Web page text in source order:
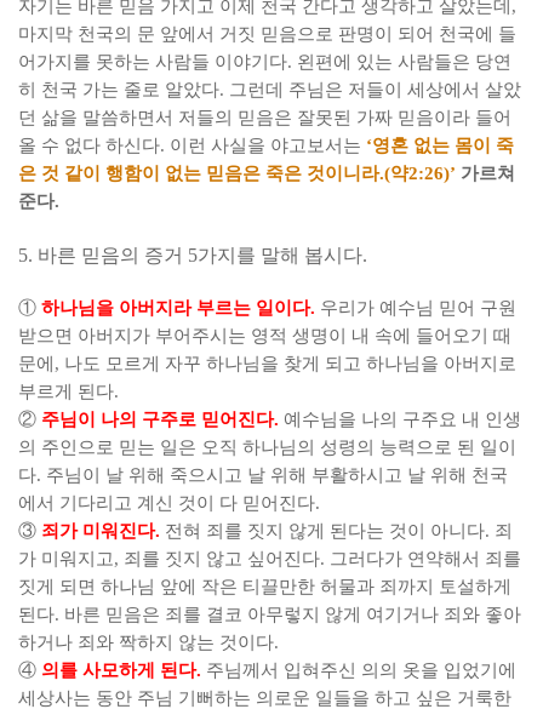
자기는 바른 믿음 가지고 이제 천국 간다고 생각하고 살았는데 ,
마지막 천국의 문 앞에서 거짓 믿음으로 판명이 되어 천국에 들
어가지를 못하는 사람들 이야기다. 왼편에 있는 사람들은 당연
히 천국 가는 줄로 알았다. 그런데 주님은 저들이 세상에서 살았
던 삶을 말씀하면서 저들의 믿음은 잘못된 가짜 믿음이라 들어
올 수 없다 하신다. 이런 사실을 야고보서는 ‘영혼 없는 몸이 죽
은 것 같이 행함이 없는 믿음은 죽은 것이니라.(약2:26)’ 가르쳐
준다.
5. 바른 믿음의 증거 5가지를 말해 봅시다.
① 하나님을 아버지라 부르는 일이다. 우리가 예수님 믿어 구원
받으면 아버지가 부어주시는 영적 생명이 내 속에 들어오기 때
문에 , 나도 모르게 자꾸 하나님을 찾게 되고 하나님을 아버지로
부르게 된다.
② 주님이 나의 구주로 믿어진다. 예수님을 나의 구주요 내 인생
의 주인으로 믿는 일은 오직 하나님의 성령의 능력으로 된 일이
다. 주님이 날 위해 죽으시고 날 위해 부활하시고 날 위해 천국
에서 기다리고 계신 것이 다 믿어진다.
③ 죄가 미워진다. 전혀 죄를 짓지 않게 된다는 것이 아니다. 죄
가 미워지고, 죄를 짓지 않고 싶어진다. 그러다가 연약해서 죄를
짓게 되면 하나님 앞에 작은 티끌만한 허물과 죄까지 토설하게
된다. 바른 믿음은 죄를 결코 아무렇지 않게 여기거나 죄와 좋아
하거나 죄와 짝하지 않는 것이다.
④ 의를 사모하게 된다. 주님께서 입혀주신 의의 옷을 입었기에
세상사는 동안 주님 기뻐하는 의로운 일들을 하고 싶은 거룩한